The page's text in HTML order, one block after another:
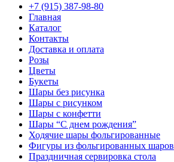
+7 (915) 387-98-80
Главная
Каталог
Контакты
Доставка и оплата
Розы
Цветы
Букеты
Шары без рисунка
Шары с рисунком
Шары с конфетти
Шары “С днем рождения”
Ходячие шары фольгированные
Фигуры из фольгированных шаров
Праздничная сервировка стола